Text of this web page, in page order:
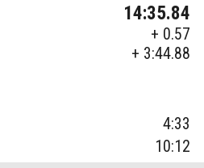
14:35.84
+ 0.57
+ 3:44.88
4:33
10:12